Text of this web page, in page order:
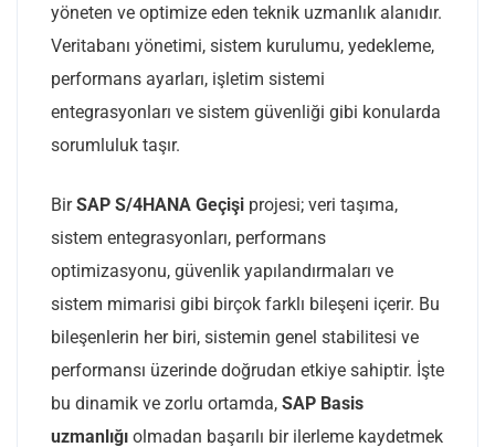
yöneten ve optimize eden teknik uzmanlık alanıdır.
Veritabanı yönetimi, sistem kurulumu, yedekleme,
performans ayarları, işletim sistemi
entegrasyonları ve sistem güvenliği gibi konularda
sorumluluk taşır.
BirSAP S/4HANA Geçişi projesi; veri taşıma,
sistem entegrasyonları, performans
optimizasyonu, güvenlik yapılandırmaları ve
sistem mimarisi gibi birçok farklı bileşeni içerir. Bu
bileşenlerin her biri, sistemin genel stabilitesi ve
performansı üzerinde doğrudan etkiye sahiptir. İşte
bu dinamik ve zorlu ortamda, SAP Basis
uzmanlığı olmadan başarılı bir ilerleme kaydetmek